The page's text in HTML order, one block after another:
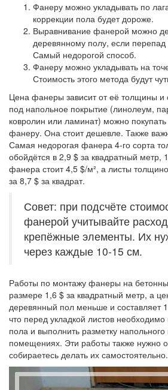
Фанеру можно укладывать по
коррекции пола будет дороже.
Выравнивание фанерой можно
деревянному полу, если
Самый недорогой способ.
Фанеру можно укладывать на
Стоимость этого метода будут
Цена фанеры зависит от её толщины и
под напольное покрытие (линолеум,
ковролин или ламинат) можно
фанеру. Она стоит дешевле. Также
Самая недорогая фанера 4-го сорта
обойдётся в 2,9 $ за квадратный метр,
фанера стоит 4,5 $/м², а листы
за 8,7 $ за квадрат.
Совет: при подсчёте
фанерой учитывайте
крепёжные элементы. Их
через каждые 10-15 см.
Работы по монтажу фанеры на
размере 1,6 $ за квадратный метр, а
деревянный пол меньше и составляет
что перед укладкой листов
пола и выполнить разметку
помещениях. Эти работы также нужно
собираетесь делать их самостоятельно.